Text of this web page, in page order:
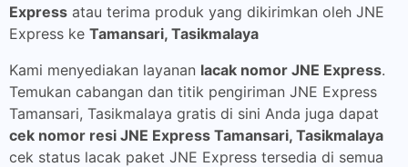
Express atau terima produk yang dikirimkan oleh JNE
Express ke Tamansari, Tasikmalaya
Kami menyediakan layanan lacak nomor JNE Express.
Temukan cabangan dan titik pengiriman JNE Express
Tamansari, Tasikmalaya gratis di sini Anda juga dapat
cek nomor resi JNE Express Tamansari, Tasikmalaya
cek status lacak paket JNE Express tersedia di semua